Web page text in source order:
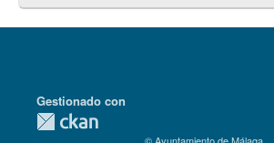
Detalles Técnicos
Gestionado con